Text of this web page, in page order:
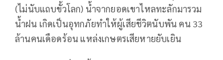
(ไม่นับแถบขั้วโลก) น้ำจากยอดเขาไหลทะลักมารวม
น้ำฝน เกิดเป็นอุทกภัยทำให้ผู้เสียชีวิตนับพัน คน 33
ล้านคนเดือดร้อน แหล่งเกษตรเสียหายยับเยิน